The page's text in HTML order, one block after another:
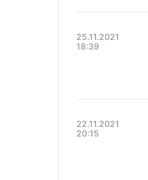
25.11.2021
18:39
22.11.2021
20:15